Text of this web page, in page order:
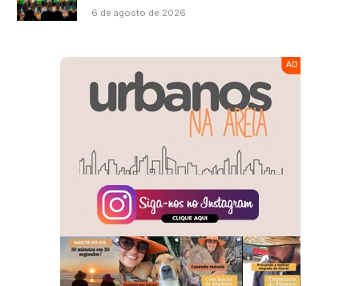
6 de agosto de 2026